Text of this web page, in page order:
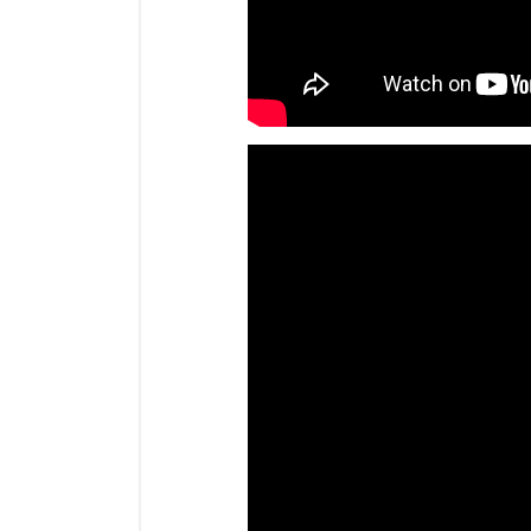
Parasol chauffant à gaz
Parasol chauffant et radiant sur
mât électrique
//www.youtube.com/embed/